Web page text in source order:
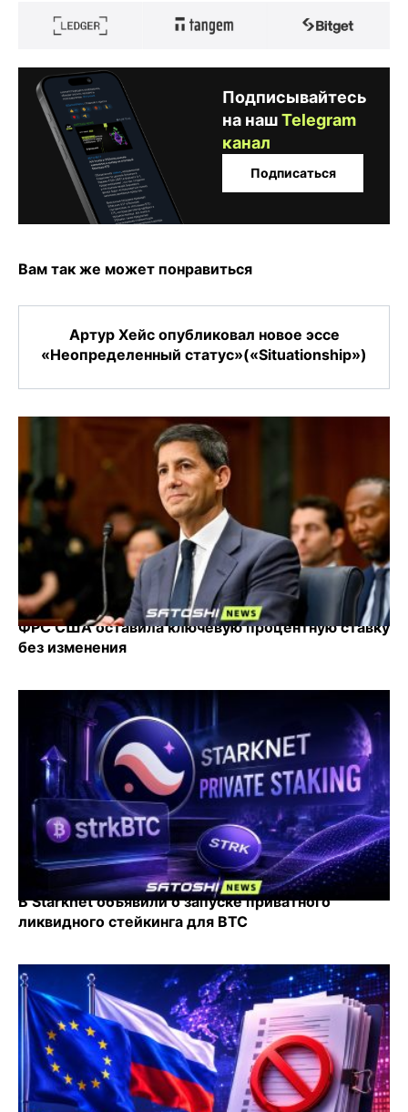
Подписывайтесь
на нашTelegram
канал
Подписаться
Вам так же может понравиться
Артур Хейс опубликовал новое эссе
«Неопределенный статус»(«Situationship»)
ФРС США оставила ключевую процентную ставку
без изменения
В Starknet объявили о запуске приватного
ликвидного стейкинга для BTC